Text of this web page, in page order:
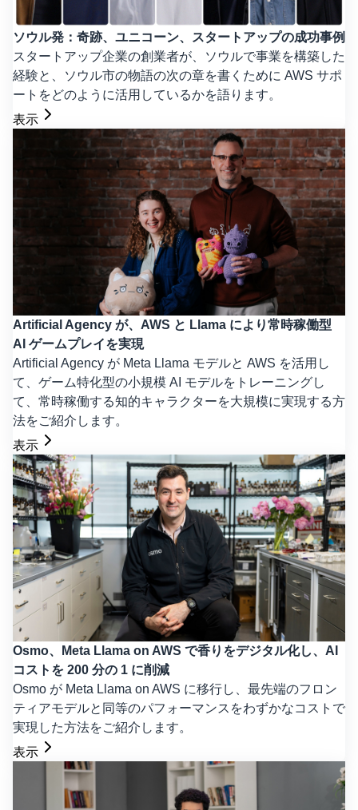
ソウル発：奇跡、ユニコーン、スタートアップの成功事例
スタートアップ企業の創業者が、ソウルで事業を構築した
経験と、ソウル市の物語の次の章を書くために AWS サポ
ートをどのように活用しているかを語ります。
表示
Artificial Agency が、AWS と Llama により常時稼働型
AI ゲームプレイを実現
Artificial Agency が Meta Llama モデルと AWS を活用し
て、ゲーム特化型の小規模 AI モデルをトレーニングし
て、常時稼働する知的キャラクターを大規模に実現する方
法をご紹介します。
表示
Osmo、Meta Llama on AWS で香りをデジタル化し、AI
コストを 200 分の 1 に削減
Osmo が Meta Llama on AWS に移行し、最先端のフロン
ティアモデルと同等のパフォーマンスをわずかなコストで
実現した方法をご紹介します。
表示